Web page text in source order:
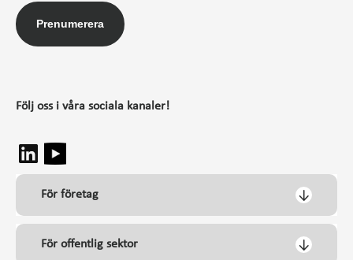
Prenumerera
Följ oss i våra sociala kanaler!
För företag
För offentlig sektor